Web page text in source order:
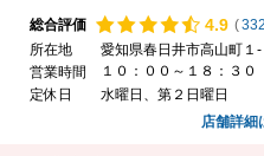
総合評価 4.9 (
所在地
愛知県春日井市高山町１-
営業時間
１０：００～１８：３０
定休日
水曜日、第２日曜日
店舗詳細